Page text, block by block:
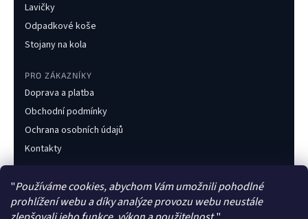
"Používáme cookies, abychom Vám umožnili pohodlné
prohlížení webu a díky analýze provozu webu neustále
Lavičky
Odpadkové koše
Stojany na kola
PRO ZÁKAZNÍKY
Doprava a platba
Obchodní podmínky
Ochrana osobních údajů
Kontakty
+420 733 216 437
obchod@obecnimobiliar.cz